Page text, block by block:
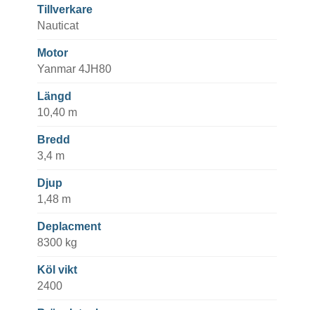
Tillverkare
Nauticat
Motor
Yanmar 4JH80
Längd
10,40 m
Bredd
3,4 m
Djup
1,48 m
Deplacment
8300 kg
Köl vikt
2400